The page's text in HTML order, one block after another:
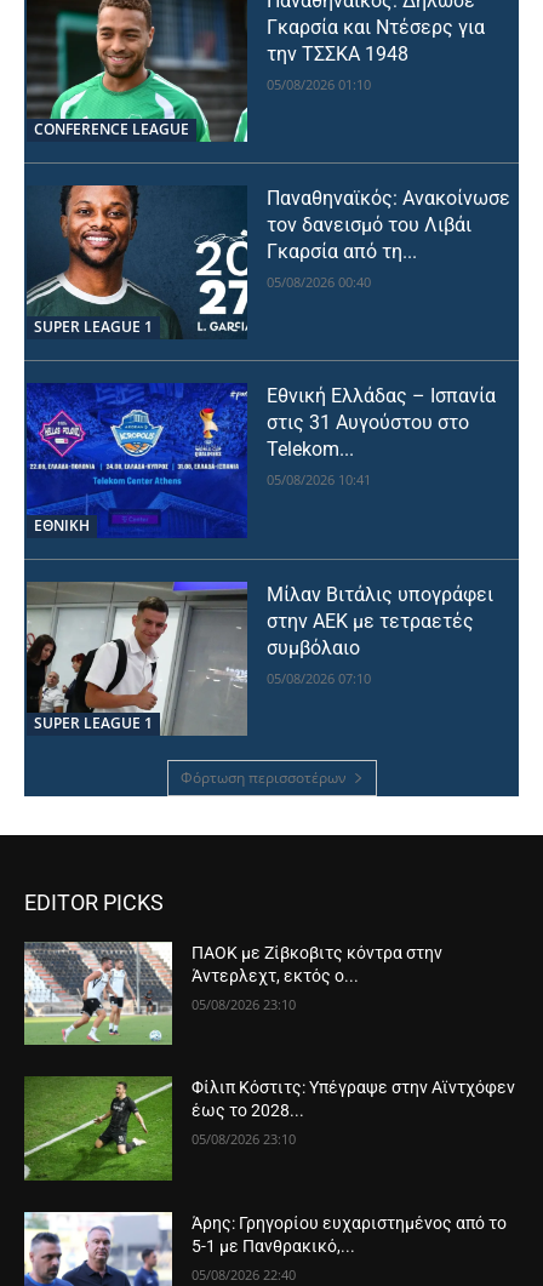
CONFERENCE LEAGUE
Γκαρσία και Ντέσερς για
την ΤΣΣΚΑ 1948
05/08/2026 01:10
SUPER LEAGUE 1
Παναθηναϊκός: Ανακοίνωσε
τον δανεισμό του Λιβάι
Γκαρσία από τη...
05/08/2026 00:40
ΕΘΝΙΚΉ
Εθνική Ελλάδας – Ισπανία
στις 31 Αυγούστου στο
Telekom...
05/08/2026 10:41
SUPER LEAGUE 1
Μίλαν Βιτάλις υπογράφει
στην ΑΕΚ με τετραετές
συμβόλαιο
05/08/2026 07:10
Φόρτωση περισσοτέρων
EDITOR PICKS
ΠΑΟΚ με Ζίβκοβιτς κόντρα στην
Άντερλεχτ, εκτός ο...
05/08/2026 23:10
Φίλιπ Κόστιτς: Υπέγραψε στην Αϊντχόφεν
έως το 2028...
05/08/2026 23:10
Άρης: Γρηγορίου ευχαριστημένος από το
5-1 με Πανθρακικό,...
05/08/2026 22:40